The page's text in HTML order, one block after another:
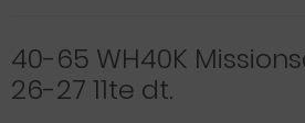
40-65 WH40K
26-27 11te dt.